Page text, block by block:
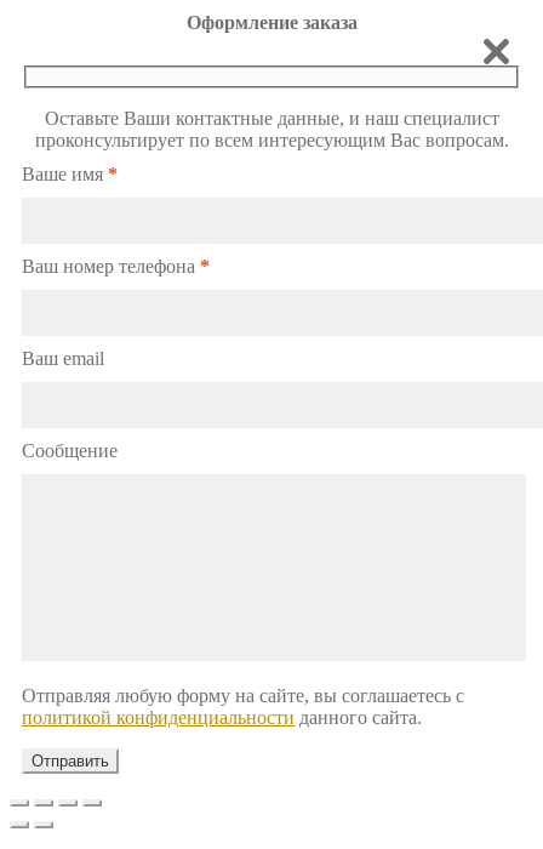
Оформление заказа
Оставьте Ваши контактные данные, и наш специалист
проконсультирует по всем интересующим Вас вопросам.
Ваше имя *
Ваш номер телефона *
Ваш email
Сообщение
Отправляя любую форму на сайте, вы соглашаетесь с
политикой конфиденциальности данного сайта.